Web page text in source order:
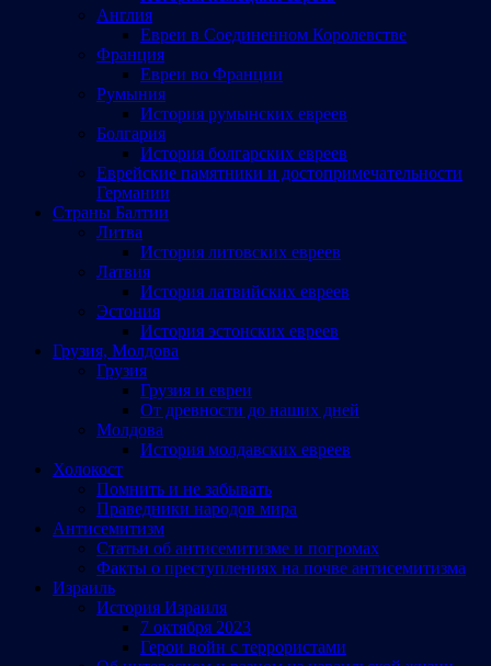
Англия
Евреи в Соединенном Королевстве
Франция
Евреи во Франции
Румыния
История румынских евреев
Болгария
История болгарских евреев
Еврейские памятники и достопримечательности
Германии
Страны Балтии
Литва
История литовских евреев
Латвия
История латвийских евреев
Эстония
История эстонских евреев
Грузия, Молдова
Грузия
Грузия и евреи
От древности до наших дней
Молдова
История молдавских евреев
Холокост
Помнить и не забывать
Праведники народов мира
Антисемитизм
Статьи об антисемитизме и погромах
Факты о преступлениях на почве антисемитизма
Израиль
История Израиля
7 октября 2023
Герои войн с террористами